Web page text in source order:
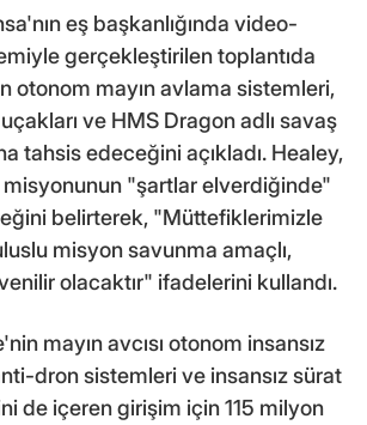
eş başkanlığında video-
gerçekleştirilen toplantıda
otonom mayın avlama sistemleri,
ve HMS Dragon adlı savaş
tahsis edeceğini açıkladı. Healey,
misyonunun "şartlar elverdiğinde"
belirterek, "Müttefiklerimizle
misyon savunma amaçlı,
olacaktır" ifadelerini kullandı.
mayın avcısı otonom insansız
dron sistemleri ve insansız sürat
de içeren girişim için 115 milyon